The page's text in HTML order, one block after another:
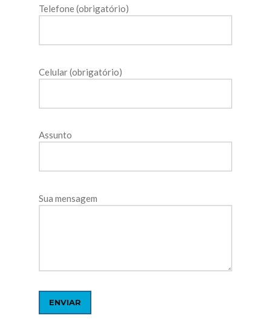
Telefone (obrigatório)
Celular (obrigatório)
Assunto
Sua mensagem